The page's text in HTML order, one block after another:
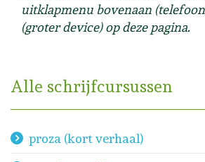
uitklapmenu bovenaan
(groter device) op deze pagina.
Alle schrijfcursussen
proza (kort verhaal)